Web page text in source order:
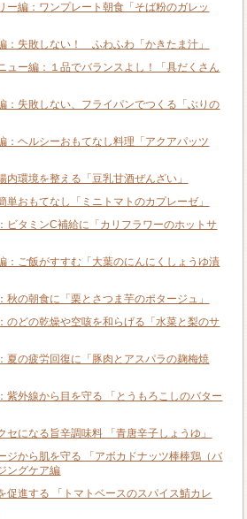
ー編：ワンプレート朝食「そば粉のガレッ
：失敗しない！ ふわふわ「かきたま汁」
ュー編：１品でバランスよし！「具だくさん
：失敗しない、フライパンでつくる「ぶりの
：ヘルシーおもてなし料理「アクアパッツ
内環境を整える「豆乳甘酒ぜんざい」
単おもてなし「ミニトマトのカプレーゼ」
ビタミンC補給に「カリフラワーのホットサ
：ご飯がすすむ「大葉のにんにくしょうゆ漬
秋の朝食に「栗とさつま芋のポタージュ」
のどの乾燥や空咳を和らげる「水菜と梨のサ
夏の疲労回復に「豚肉とアスパラの麹梅焼
紫外線から目を守る 「とうもろこしのバター
セになる旨辛調味料 「青唐辛子しょうゆ」
ジから肌を守る 「アボカドナッツ棒棒鶏（バ
ングケア編
促進する 「トマトベースのスパイス鯖カレ